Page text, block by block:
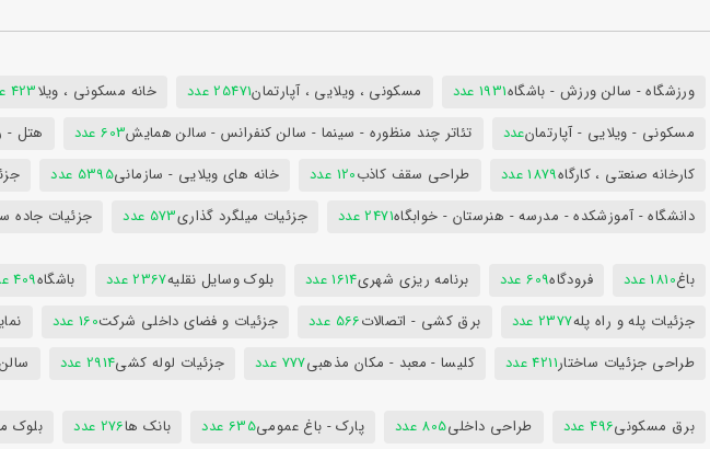
ورزشگاه - سالن ورزش - باشگاه1931 عدد مسکونی ، ویلایی ، آپارتمان25471 عدد خانه مسکونی ، ویلا423 عدد
مسکونی - ویلایی - آپارتمانعدد تئاتر چند منظوره - سینما - سالن کنفرانس - سالن همایش603 عدد هتل -
کارخانه صنعتی ، کارگاه1879 عدد طراحی سقف کاذب120 عدد خانه های ویلایی - سازمانی5395 عدد
دانشگاه - آموزشکده - مدرسه - هنرستان - خوابگاه2471 عدد جزئیات میلگرد گذاری573 عدد جزئیات جاده
باغ1810 عدد فرودگاه609 عدد برنامه ریزی شهری1614 عدد بلوک وسایل نقلیه2367 عدد باشگاه409 عدد
جزئیات پله و راه پله2377 عدد برق کشی - اتصالات566 عدد جزئیات و فضای داخلی شرکت160 عدد
طراحی جزئیات ساختار4211 عدد کلیسا - معبد - مکان مذهبی777 عدد جزئیات لوله کشی2914 عدد سالن
برق مسکونی496 عدد طراحی داخلی805 عدد پارک - باغ عمومی635 عدد بانک ها276 عدد بلوک